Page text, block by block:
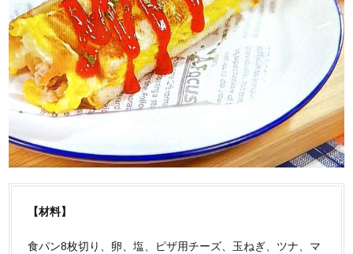
【材料】
食パン8枚切り、卵、塩、ピザ用チーズ、玉ねぎ、ツナ、マ